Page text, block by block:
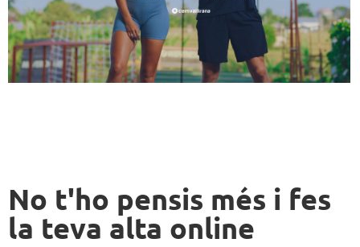
No t'ho pensis més i fes
la teva alta online